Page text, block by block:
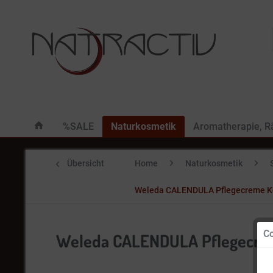
%SALE Naturkosmetik Aromatherapie,
Übersicht Home Naturkosmetik
Weleda CALENDULA Pflegecreme
Weleda CALENDULA